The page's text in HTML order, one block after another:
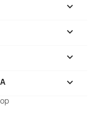



keyboard_arrow_down